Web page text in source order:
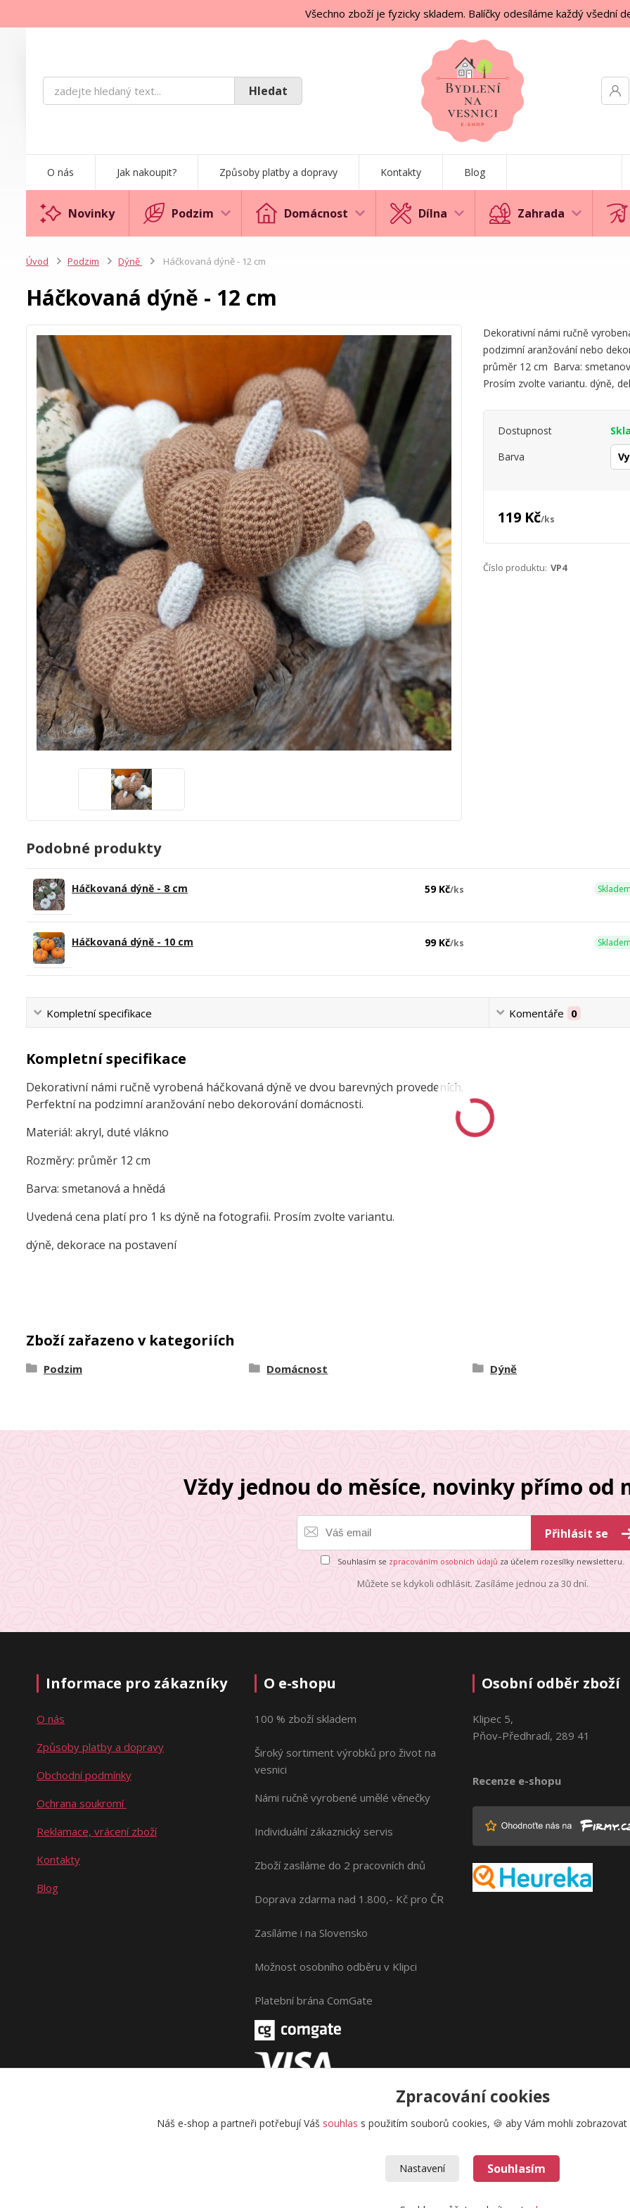
Všechno zboží je fyzicky skladem. Balíčky odesíláme každý všední
O nás Jak nakoupit? Způsoby platby a dopravy Kontakty Blog
Hledat
Novinky Podzim Domácnost Dílna Zahrada
Úvod Podzim Dýně Háčkovaná dýně - 12 cm
Háčkovaná dýně - 12 cm
Dekorativní námi ručně
podzimní aranžování nebo
průměr 12 cm Barva:
Prosím zvolte variantu. dýně,
Dostupnost
Barva
119 Kč/ks
Číslo produktu: VP4
Podobné produkty
Háčkovaná dýně - 8 cm 59 Kč/ks
Háčkovaná dýně - 10 cm 99 Kč/ks
Kompletní specifikace Komentáře 0
Kompletní specifikace
Dekorativní námi ručně vyrobená háčkovaná dýně ve dvou barevných provedeních.
Perfektní na podzimní aranžování nebo dekorování domácnosti.
Materiál: akryl, duté vlákno
Rozměry: průměr 12 cm
Barva: smetanová a hnědá
Uvedená cena platí pro 1 ks dýně na fotografii. Prosím zvolte variantu.
dýně, dekorace na postavení
Zboží zařazeno v kategoriích
Podzim Domácnost Dýně
Vždy jednou do měsíce, novinky přímo od
Přihlásit se
Souhlasím se zpracováním osobních údajů za účelem rozesílky newsletteru.
Můžete se kdykoli odhlásit. Zasíláme jednou za 30 dní.
Informace pro zákazníky
O nás
Způsoby platby a dopravy
Obchodní podmínky
Ochrana soukromí
Reklamace, vrácení zboží
Kontakty
Blog
O e-shopu
100 % zboží skladem
Široký sortiment výrobků pro život na
vesnici
Námi ručně vyrobené umělé věnečky
Individuální zákaznický servis
Zboží zasíláme do 2 pracovních dnů
Doprava zdarma nad 1.800,- Kč pro ČR
Zasíláme i na Slovensko
Možnost osobního odběru v Klipci
Platební brána ComGate
Osobní odběr zboží
Klipec 5,
Pňov-Předhradí, 289 41
Recenze e-shopu
Zpracování cookies
Náš e-shop a partneři potřebují Váš souhlas s použitím souborů cookies, 🍪 aby Vám mohli
Nastavení Souhlasím